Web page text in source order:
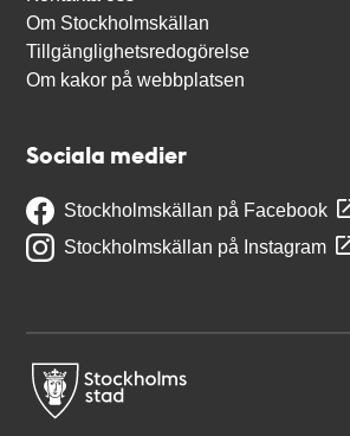
Om Stockholmskällan
Tillgänglighetsredogörelse
Om kakor på webbplatsen
Sociala medier
Stockholmskällan på Facebook
Stockholmskällan på Instagram